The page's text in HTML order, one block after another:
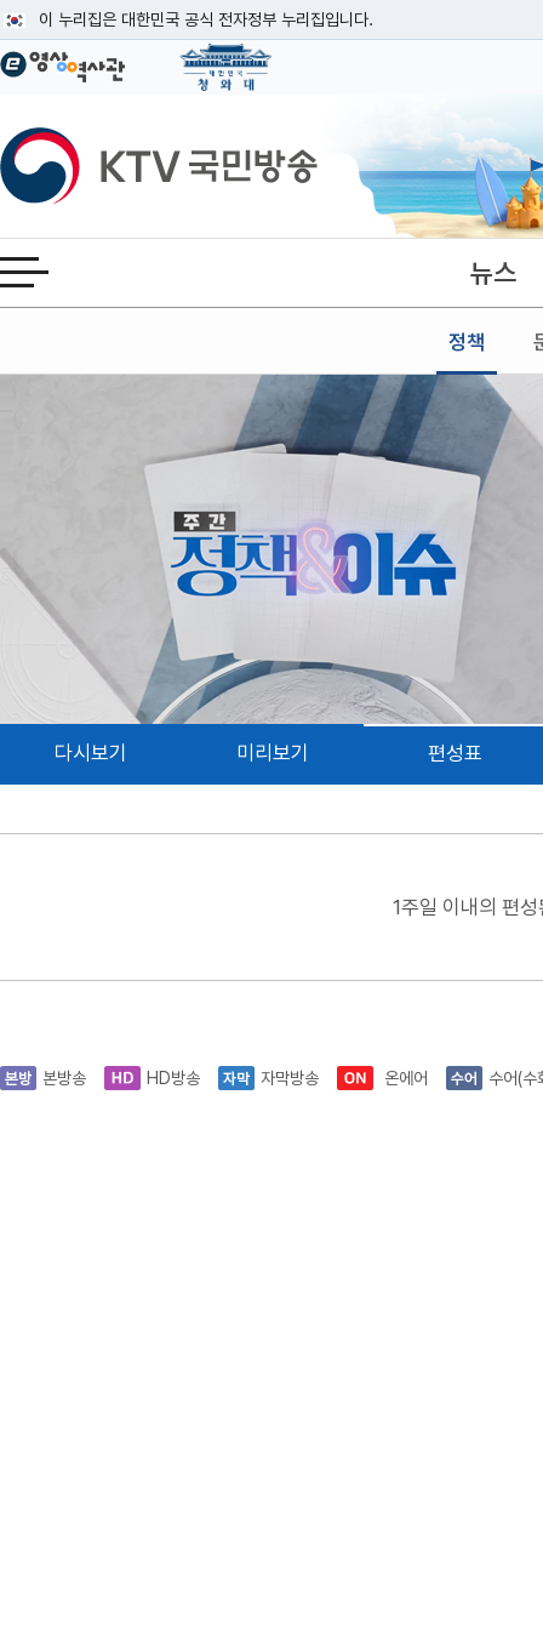
이 누리집은 대한민국 공식 전자정부 누리집입니다.
공식 누리집 주소 확인하기
이밖에 or.kr 또는 .kr등 다른 도메인 주소를 사용하고 있다면 아래 URL에서
운영중인 공식 누리집보기
KTV국민방송
전체메뉴 열기 뉴스
정책
본문
다시보기 미리보기 편성표
1주일 이내의 편
본방송 HD방송 자막방송 온에어 수어(수